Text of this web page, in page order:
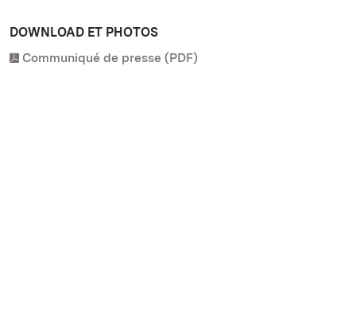
DOWNLOAD ET PHOTOS
Communiqué de presse (PDF)